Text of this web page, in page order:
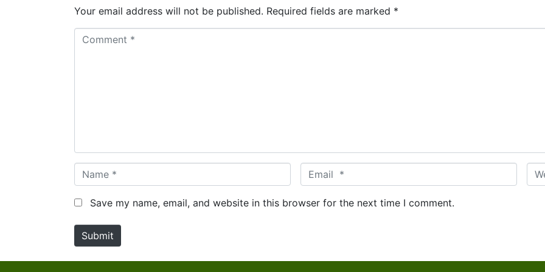
Your email address will not be published. Required fields are marked *
Comment *
Name * Email *
Save my name, email, and website in this browser for the next time I comment.
Submit